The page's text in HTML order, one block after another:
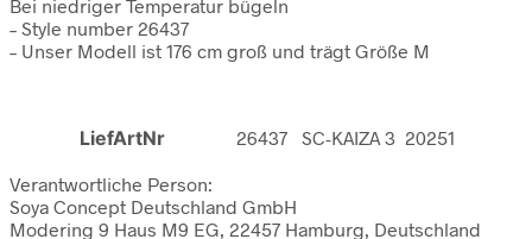
Bei niedriger Temperatur bügeln
– Style number 26437
– Unser Modell ist 176 cm groß und trägt Größe M
LiefArtNr 26437 SC-KAIZA 3 20251
Verantwortliche Person:
Soya Concept Deutschland GmbH
Modering 9 Haus M9 EG, 22457 Hamburg, Deutschland